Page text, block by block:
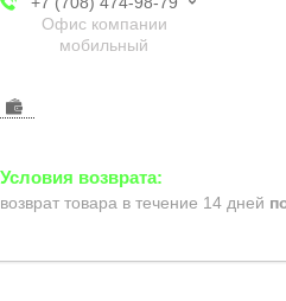
Офис компании
мобильный
возврат товара в течение 14 дней